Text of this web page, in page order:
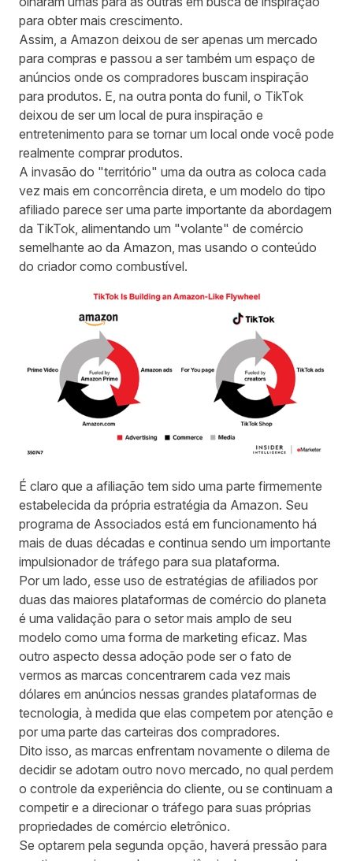
para obter mais crescimento.
Assim, a Amazon deixou de ser apenas um mercado
para compras e passou a ser também um espaço de
anúncios onde os compradores buscam inspiração
para produtos. E, na outra ponta do funil, o TikTok
deixou de ser um local de pura inspiração e
entretenimento para se tornar um local onde você pode
realmente comprar produtos.
A invasão do "território" uma da outra as coloca cada
vez mais em concorrência direta, e um modelo do tipo
afiliado parece ser uma parte importante da abordagem
da TikTok, alimentando um "volante" de comércio
semelhante ao da Amazon, mas usando o conteúdo
do criador como combustível.
É claro que a afiliação tem sido uma parte firmemente
estabelecida da própria estratégia da Amazon. Seu
programa de Associados está em funcionamento há
mais de duas décadas e continua sendo um importante
impulsionador de tráfego para sua plataforma.
Por um lado, esse uso de estratégias de afiliados por
duas das maiores plataformas de comércio do planeta
é uma validação para o setor mais amplo de seu
modelo como uma forma de marketing eficaz. Mas
outro aspecto dessa adoção pode ser o fato de
vermos as marcas concentrarem cada vez mais
dólares em anúncios nessas grandes plataformas de
tecnologia, à medida que elas competem por atenção e
por uma parte das carteiras dos compradores.
Dito isso, as marcas enfrentam novamente o dilema de
decidir se adotam outro novo mercado, no qual perdem
o controle da experiência do cliente, ou se continuam a
competir e a direcionar o tráfego para suas próprias
propriedades de comércio eletrônico.
Se optarem pela segunda opção, haverá pressão para